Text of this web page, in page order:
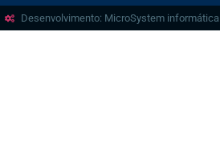
Desenvolvimento: MicroSystem informática